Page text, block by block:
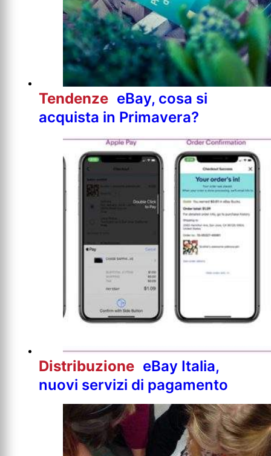
Tendenze eBay, cosa si
acquista in Primavera?
Distribuzione eBay Italia,
nuovi servizi di pagamento